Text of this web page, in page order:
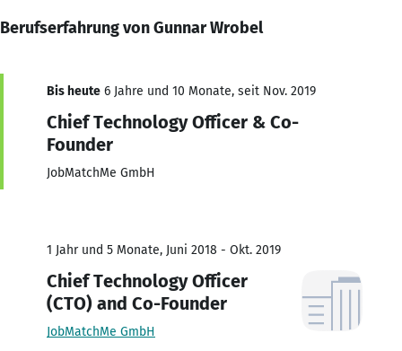
Berufserfahrung von Gunnar Wrobel
Bis heute 6 Jahre und 10 Monate, seit Nov. 2019
Chief Technology Officer & Co-
Founder
JobMatchMe GmbH
1 Jahr und 5 Monate, Juni 2018 - Okt. 2019
Chief Technology Officer
(CTO) and Co-Founder
JobMatchMe GmbH